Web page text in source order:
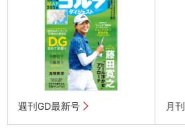
週刊GD最新号 月